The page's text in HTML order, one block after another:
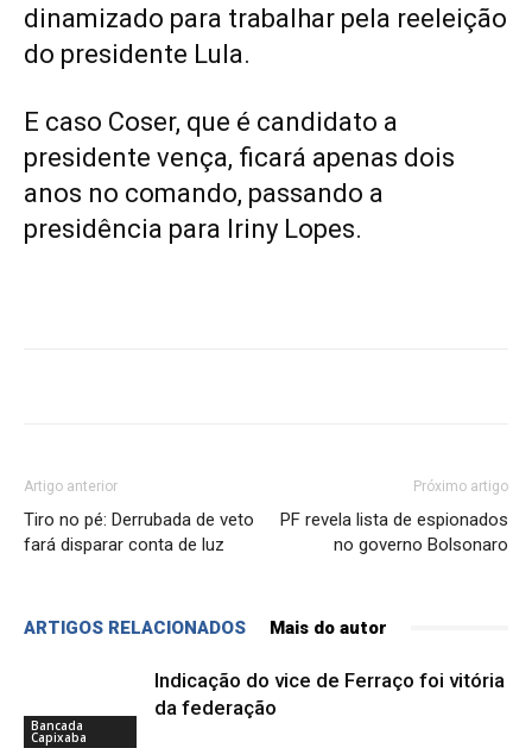
dinamizado para trabalhar pela reeleição
do presidente Lula.
E caso Coser, que é candidato a
presidente vença, ficará apenas dois
anos no comando, passando a
presidência para Iriny Lopes.
Artigo anterior
Tiro no pé: Derrubada de veto
fará disparar conta de luz
Próximo artigo
PF revela lista de espionados
no governo Bolsonaro
ARTIGOS RELACIONADOS Mais do autor
Bancada
Capixaba
Indicação do vice de Ferraço foi vitória
da federação